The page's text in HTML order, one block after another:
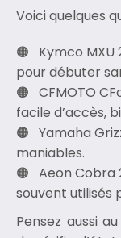
Voici quelques
Kymco
pour débuter
CFMOTO
facile d’accès,
Yamaha
maniables.
Aeon Cobra
souvent utilisés
Pensez aussi